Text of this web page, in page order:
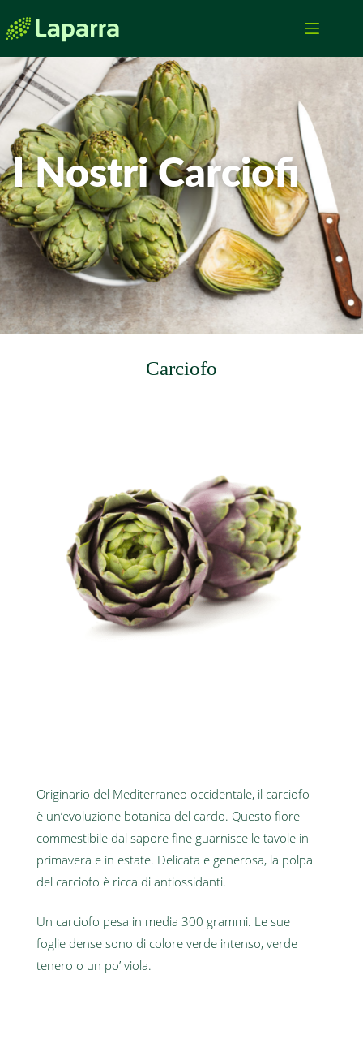
I Nostri Carciofi
Carciofo
Originario del Mediterraneo occidentale, il carciofo
è un’evoluzione botanica del cardo. Questo fiore
commestibile dal sapore fine guarnisce le tavole in
primavera e in estate. Delicata e generosa, la polpa
del carciofo è ricca di antiossidanti.
Un carciofo pesa in media 300 grammi. Le sue
foglie dense sono di colore verde intenso, verde
tenero o un po’ viola.